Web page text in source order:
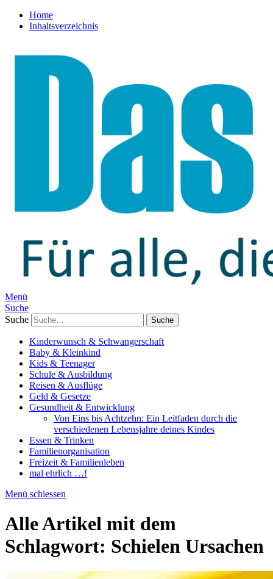
Home
Inhaltsverzeichnis
Menü
Suche
Suche
Kinderwunsch & Schwangerschaft
Baby & Kleinkind
Kids & Teenager
Schule & Ausbildung
Reisen & Ausflüge
Geld & Gesetze
Gesundheit & Entwicklung
Von Eins bis Achtzehn: Ein Leitfaden durch die
verschiedenen Lebensjahre deines Kindes
Essen & Trinken
Familienorganisation
Freizeit & Familienleben
mal ehrlich …!
Menü schiessen
Alle Artikel mit dem
Schlagwort: Schielen Ursachen